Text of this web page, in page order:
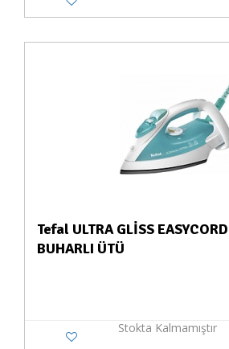
Tefal ULTRA GLİSS
BUHARLI ÜTÜ
Stokta Kalmamıştır